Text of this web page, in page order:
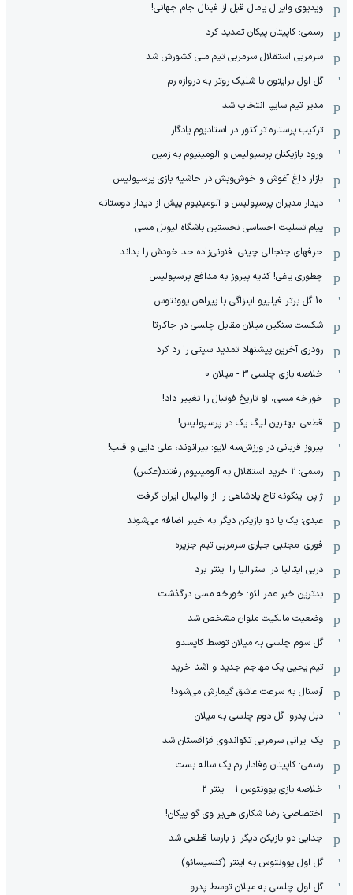
ویدیوی وایرال یامال قبل از فینال جام جهانی!
رسمی: کاپیتان پیکان تمدید کرد
سرمربی استقلال سرمربی تیم ملی کشورش شد
گل اول برایتون با شلیک روتر به دروازه رم
مدیر تیم سایپا انتخاب شد
ترکیب پرستاره تراکتور در استادیوم یادگار
ورود بازیکنان پرسپولیس و آلومینیوم به زمین
بازار داغ آغوش و خوش‌و‌بش در حاشیه بازی پرسپولیس
دیدار مدیران پرسپولیس و آلومینیوم پیش از دیدار دوستانه
پیام تسلیت احساسی نخستین باشگاه لیونل مسی
حرفهای جنجالی چینی: فنونی‌زاده حد خودش را بداند
چطوری یاغی! کنایه پیروز به مدافع پرسپولیس
10 گل برتر فیلیپو اینزاگی با پیراهن یوونتوس
شکست سنگین میلان مقابل چلسی در جاکارتا
رودری آخرین پیشنهاد تمدید سیتی را رد کرد
خلاصه بازی چلسی 3 - میلان 0
خورخه مسی، او تاریخ فوتبال را تغییر داد!
قطعی: بهترین لیگ یک در پرسپولیس!
پیروز قربانی در ورزش‌سه لایو: بیرانوند، علی دایی و قلب!
رسمی: 2 خرید استقلال به آلومینیوم رفتند(عکس)
ژاپن اینگونه تاج پادشاهی را از والیبال ایران گرفت
عبدی: یک یا دو بازیکن دیگر به خیبر اضافه می‌شوند
فوری: مجتبی جباری سرمربی تیم جزیره
دربی ایتالیا در استرالیا را اینتر برد
بدترین خبر عمر لئو: خورخه مسی درگذشت
وضعیت مالکیت ملوان مشخص شد
گل سوم چلسی به میلان توسط کایسدو
تیم یحیی یک مهاجم جدید و آشنا خرید
آرسنال به سرعت عاشق گیمارش می‌شود!
دبل پدرو؛ گل دوم چلسی به میلان
یک ایرانی سرمربی تکواندوی قزاقستان شد
رسمی: کاپیتان وفادار رم یک ساله بست
خلاصه بازی یوونتوس 1 - اینتر 2
اختصاصی: رضا شکاری هی‌یر وی‌ گو پیکان!
جدایی دو بازیکن دیگر از بارسا قطعی شد
گل اول یوونتوس به اینتر (کنسیسائو)
گل اول چلسی به میلان توسط پدرو